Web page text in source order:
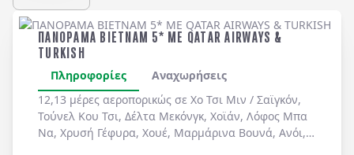
ΠΑΝΟΡΑΜΑ ΒΙΕΤΝΑΜ 5* ME QATAR AIRWAYS &
TURKISH
Πληροφορίες
Αναχωρήσεις
12,13 μέρες αεροπορικώς σε Χο Τσι Μιν / Σαϊγκόν,
Τούνελ Κου Τσι, Δέλτα Μεκόνγκ, Χοϊάν, Λόφος Μπα
Να, Χρυσή Γέφυρα, Χουέ, Μαρμάρινα Βουνά, Ανόι,